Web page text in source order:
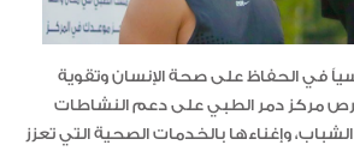
في الحفاظ على صحة الإنسان وتقوية
مركز دمر الطبي على دعم النشاطات
وإغناءها بالخدمات الصحية التي تعزز